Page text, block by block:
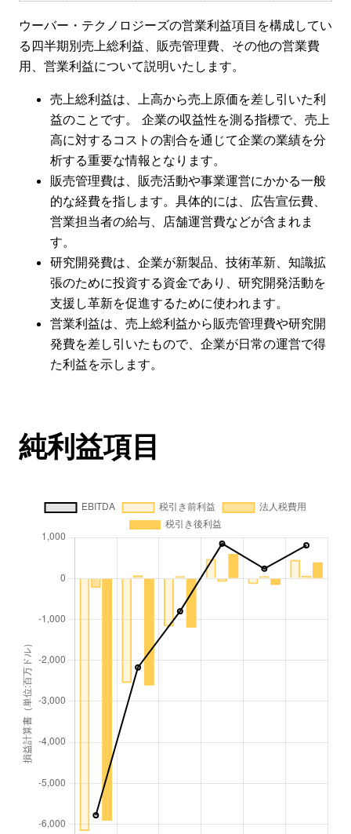
ウーバー・テクノロジーズの営業利益項目を構成してい
る四半期別売上総利益、販売管理費、その他の営業費
用、営業利益について説明いたします。
売上総利益は、上高から売上原価を差し引いた利
益のことです。 企業の収益性を測る指標で、売上
高に対するコストの割合を通じて企業の業績を分
析する重要な情報となります。
販売管理費は、販売活動や事業運営にかかる一般
的な経費を指します。具体的には、広告宣伝費、
営業担当者の給与、店舗運営費などが含まれま
す。
研究開発費は、企業が新製品、技術革新、知識拡
張のために投資する資金であり、研究開発活動を
支援し革新を促進するために使われます。
営業利益は、売上総利益から販売管理費や研究開
発費を差し引いたもので、企業が日常の運営で得
た利益を示します。
純利益項目